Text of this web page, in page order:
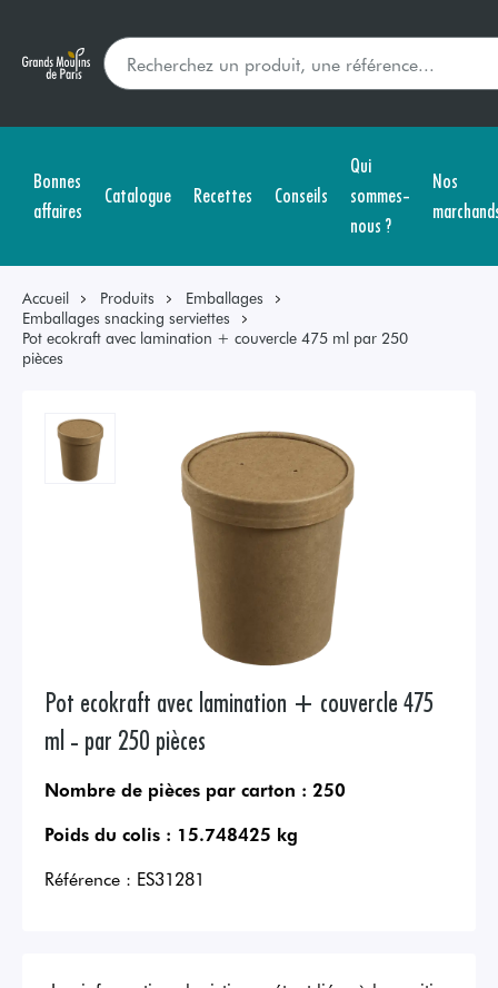
Bonnes
affaires
Catalogue Recettes Conseils
Qui
sommes-
nous ?
Nos
Accueil Produits
Emballages
Emballages snacking serviettes
Pot ecokraft avec lamination + couvercle 475 ml par 250
pièces
Pot ecokraft avec lamination + couvercle 475
ml - par 250 pièces
Nombre de pièces par carton : 250
Poids du colis : 15.748425 kg
Référence : ES31281